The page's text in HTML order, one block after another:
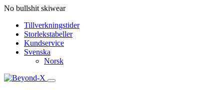
No bullshit skiwear
Tillverkningstider
Storlekstabeller
Kundservice
Svenska
Norsk